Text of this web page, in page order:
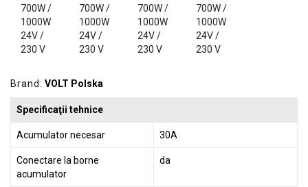
GRADINA
SCULE
ELECTRICE
ECHIPAMENTE
PROTECȚIE
KITURI
FOTOVOLTAICE
Brand: VOLT Polska
Specificaţii tehnice
Acumulator necesar 30A
Conectare la borne
acumulator
da